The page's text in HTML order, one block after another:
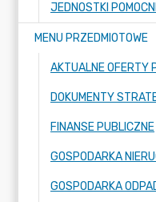
MENU PRZEDMIOTOWE
AKTUALNE OFERTY
DOKUMENTY
FINANSE PUBLICZNE